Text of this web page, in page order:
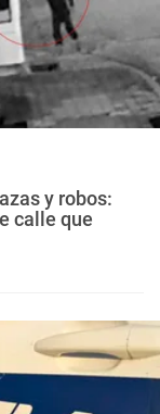
y robos:
calle que